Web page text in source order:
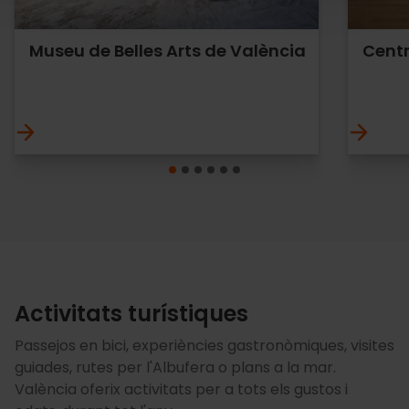
Museu de Belles Arts de València
Activitats turístiques
Passejos en bici, experiències gastronòmiques, visites
guiades, rutes per l'Albufera o plans a la mar.
València oferix activitats per a tots els gustos i